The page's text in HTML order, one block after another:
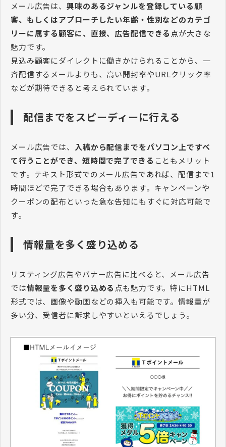
メール広告は、興味のあるジャンルを登録している顧
客、もしくはアプローチしたい年齢・性別などのカテゴ
リーに属する顧客に、直接、広告配信できる 点が大きな
魅力です。
見込み顧客にダイレクトに働きかけられることから、一
斉配信するメールよりも、高い開封率やURLクリック率
などが期待できると考えられています。
配信までをスピーディーに行える
メール広告では、 入稿から配信までをパソコン上ですべ
て行うことができ、短時間で完了できる こともメリット
です。テキスト形式でのメール広告であれば、配信まで1
時間ほどで完了できる場合もあります。キャンペーンや
クーポンの配布といった急な告知にもすぐに対応可能で
す。
情報量を多く盛り込める
リスティング広告やバナー広告に比べると、メール広告
では情報量を多く盛り込める 点も魅力です。特にHTML
形式では、画像や動画などの挿入も可能です。情報量が
多い分、受信者に訴求しやすいといえるでしょう。